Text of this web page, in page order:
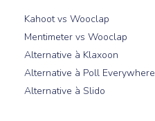
Kahoot vs Wooclap
Mentimeter vs Wooclap
Alternative à Klaxoon
Alternative à Poll Everywhere
Alternative à Slido